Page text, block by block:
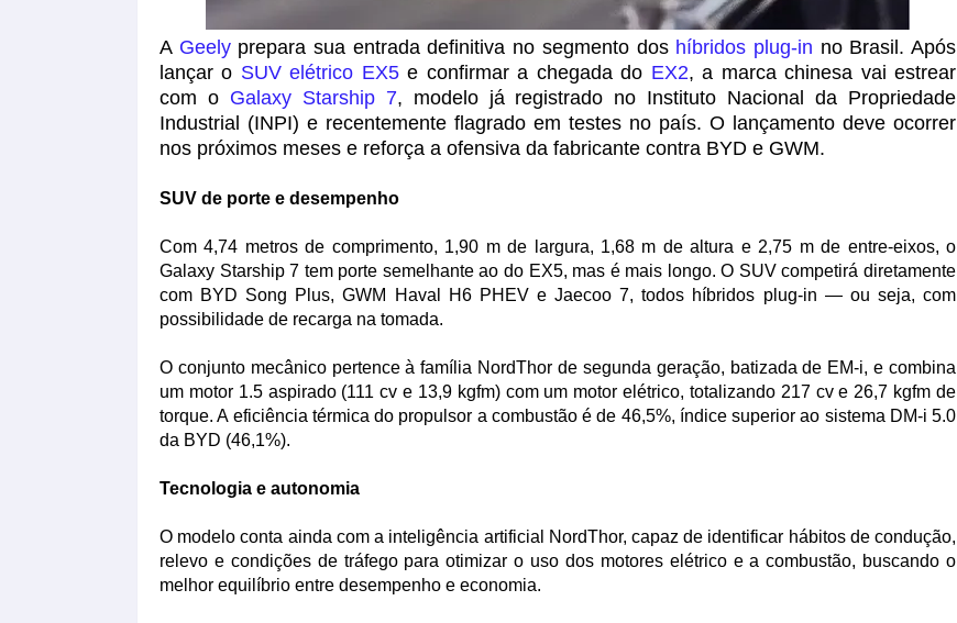
A Geelyprepara sua entrada definitiva no segmento dos híbridos plug-in no Brasil. Após
lançar o SUV elétrico EX5e confirmar a chegada do EX2, a marca chinesa vai estrear
com o Galaxy Starship 7, modelo já registrado no Instituto Nacional da Propriedade
Industrial (INPI) e recentemente flagrado em testes no país. O lançamento deve ocorrer
nos próximos meses e reforça a ofensiva da fabricante contra BYD e GWM.
SUV de porte e desempenho
Com 4,74 metros de comprimento, 1,90 m de largura, 1,68 m de altura e 2,75 m de entre-eixos, o
Galaxy Starship 7 tem porte semelhante ao do EX5, mas é mais longo. O SUV competirá diretamente
com BYD Song Plus, GWM Haval H6 PHEV e Jaecoo 7, todos híbridos plug-in — ou seja, com
possibilidade de recarga na tomada.
O conjunto mecânico pertence à família NordThor de segunda geração, batizada de EM-i, e combina
um motor 1.5 aspirado (111 cv e 13,9 kgfm) com um motor elétrico, totalizando 217 cv e 26,7 kgfm de
torque. A eficiência térmica do propulsor a combustão é de 46,5%, índice superior ao sistema DM-i 5.0
da BYD (46,1%).
Tecnologia e autonomia
O modelo conta ainda com a inteligência artificial NordThor, capaz de identificar hábitos de condução,
relevo e condições de tráfego para otimizar o uso dos motores elétrico e a combustão, buscando o
melhor equilíbrio entre desempenho e economia.